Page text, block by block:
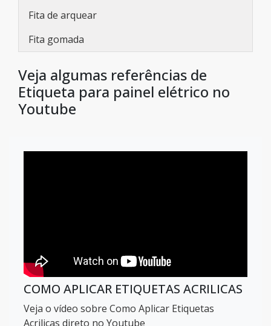
Fita de arquear
Fita gomada
Veja algumas referências de
Etiqueta para painel elétrico no
Youtube
COMO APLICAR ETIQUETAS ACRILICAS
Veja o vídeo sobre Como Aplicar Etiquetas
Acrilicas direto no Youtube